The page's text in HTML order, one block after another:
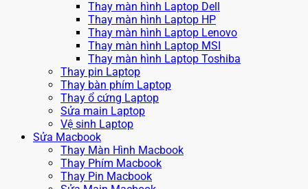
Thay màn hình Laptop Dell
Thay màn hình Laptop HP
Thay màn hình Laptop Lenovo
Thay màn hình Laptop MSI
Thay màn hình Laptop Toshiba
Thay pin Laptop
Thay bàn phím Laptop
Thay ổ cứng Laptop
Sửa main Laptop
Vệ sinh Laptop
Sửa Macbook
Thay Màn Hình Macbook
Thay Phím Macbook
Thay Pin Macbook